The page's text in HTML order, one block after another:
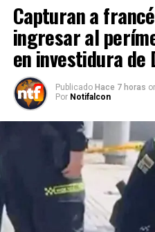
Capturan a
ingresar al
en investidura de
Publicado Hace 7 horas
Por Notifalcon